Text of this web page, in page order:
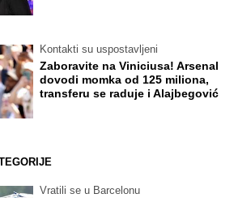
Kontakti su uspostavljeni
Zaboravite na Viniciusa! Arsenal
dovodi momka od 125 miliona,
transferu se raduje i Alajbegović
Vratili se u Barcelonu